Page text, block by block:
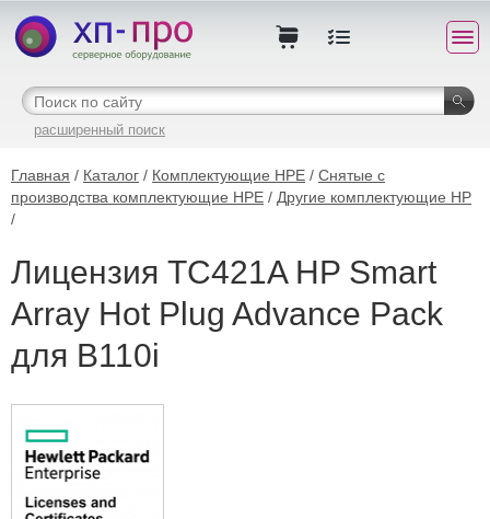
расширенный поиск
Главная / Каталог / Комплектующие HPE / Снятые с
производства комплектующие HPE / Другие комплектующие HP
/
Лицензия TC421A HP Smart
Array Hot Plug Advance Pack
для B110i